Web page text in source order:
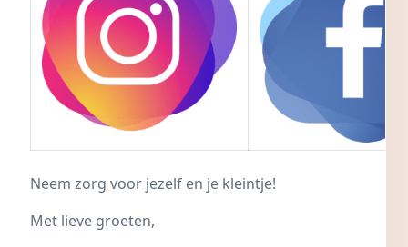
Neem zorg voor jezelf en je kleintje!
Met lieve groeten,